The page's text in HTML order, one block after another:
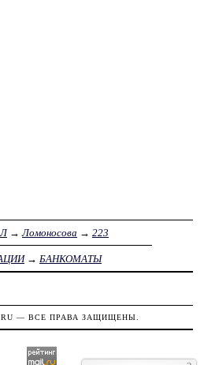
Л→Ломоносова → 223
→ БАНКОМАТЫ
— ВСЕ ПРАВА ЗАЩИЩЕНЫ.